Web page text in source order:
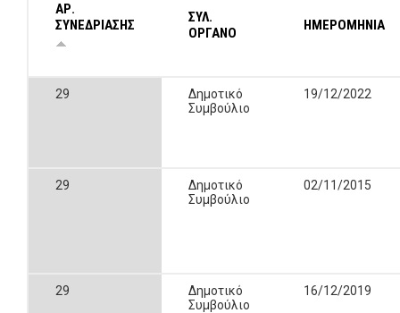
ΑΡ.
ΣΥΝΕΔΡΙΑΣΗΣ
ΣΥΛ.
ΟΡΓΑΝΟ
ΗΜΕΡΟΜΗΝΙΑ
29
Δημοτικό
Συμβούλιο
19/12/2022
29
Δημοτικό
Συμβούλιο
02/11/2015
29
Δημοτικό
Συμβούλιο
16/12/2019